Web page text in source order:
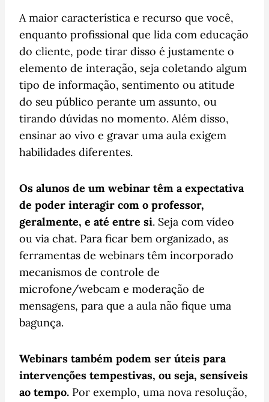
A maior característica e recurso que você,
enquanto profissional que lida com educação
do cliente, pode tirar disso é justamente o
elemento de interação, seja coletando algum
tipo de informação, sentimento ou atitude
do seu público perante um assunto, ou
tirando dúvidas no momento. Além disso,
ensinar ao vivo e gravar uma aula exigem
habilidades diferentes.
Os alunos de um webinar têm a expectativa
de poder interagir com o professor,
geralmente, e até entre si. Seja com vídeo
ou via chat. Para ficar bem organizado, as
ferramentas de webinars têm incorporado
mecanismos de controle de
microfone/webcam e moderação de
mensagens, para que a aula não fique uma
bagunça.
Webinars também podem ser úteis para
intervenções tempestivas, ou seja, sensíveis
ao tempo. Por exemplo, uma nova resolução,